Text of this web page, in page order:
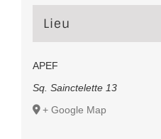
Lieu
APEF
Sq. Sainctelette 13
+ Google Map